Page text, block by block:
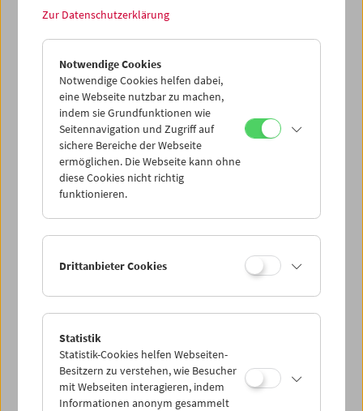
Share on
News
Newsletter
Zur Datenschutzerklärung
Notwendige Cookies
Notwendige Cookies helfen dabei,
eine Webseite nutzbar zu machen,
indem sie Grundfunktionen wie
Seitennavigation und Zugriff auf
sichere Bereiche der Webseite
ermöglichen. Die Webseite kann ohne
diese Cookies nicht richtig
funktionieren.
Drittanbieter Cookies
Statistik
Statistik-Cookies helfen Webseiten-
Besitzern zu verstehen, wie Besucher
mit Webseiten interagieren, indem
Informationen anonym gesammelt